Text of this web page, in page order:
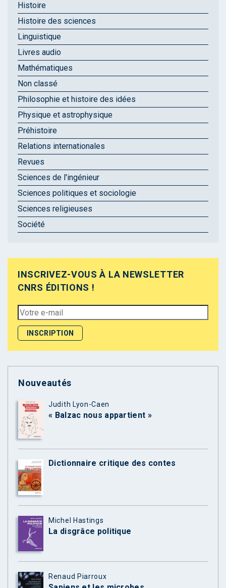
Histoire
Histoire des sciences
Linguistique
Livres audio
Mathématiques
Non classé
Philosophie et histoire des idées
Physique et astrophysique
Préhistoire
Relations internationales
Revues
Sciences de l'ingénieur
Sciences politiques et sociologie
Sciences religieuses
Société
INSCRIVEZ-VOUS À LA NEWSLETTER
CNRS ÉDITIONS !
Nouveautés
Judith Lyon-Caen
« Balzac nous appartient »
Dictionnaire critique des contes
Michel Hastings
La disgrâce politique
Renaud Piarroux